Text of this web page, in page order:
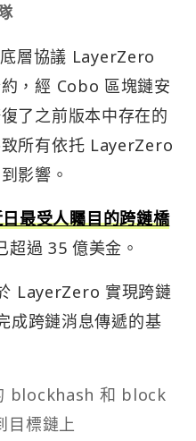
層協議 LayerZero
，經 Cobo 區塊鏈安
了之前版本中存在的
所有依托 LayerZero
影響。
最受人矚目的跨鏈橋
超過 35 億美金。
LayerZero 實現跨鏈
成跨鏈消息傳遞的基
blockhash 和 block
標鏈上